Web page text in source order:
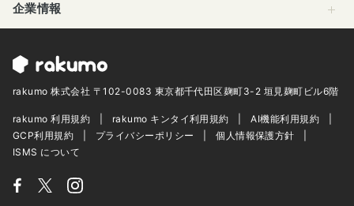
企業情報
rakumo 株式会社 〒102-0083 東京都千代田区麹町3-2 垣見麹町ビル6階
rakumo 利用規約 rakumo キンタイ利用規約
AI機能利用規約
GCP利用規約
プライバシーポリシー
個人情報保護方針
ISMS について